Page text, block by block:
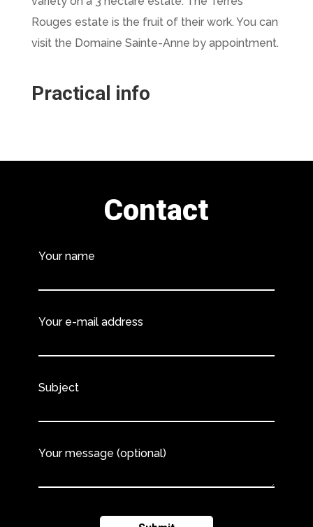
Rouges estate is the fruit of their work. You can
visit the Domaine Sainte-Anne by appointment.
Practical info
Contact
Your name
Your e-mail address
Subject
Your message (optional)